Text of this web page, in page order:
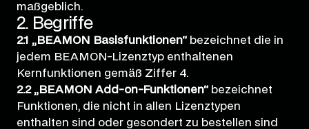
maßgeblich.
2. Begriffe
2.1 „BEAMON Basisfunktionen“ bezeichnet die in
jedem BEAMON-Lizenztyp enthaltenen
Kernfunktionen gemäß Ziffer 4.
2.2 „BEAMON Add-on-Funktionen“ bezeichnet
Funktionen, die nicht in allen Lizenztypen
enthalten sind oder gesondert zu bestellen sind